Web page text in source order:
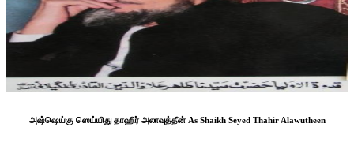
அஷ்ஷெய்கு ஸெய்யிது தாஹிர் அலாவுத்தீன் As Shaikh Seyed Thahir Alawutheen